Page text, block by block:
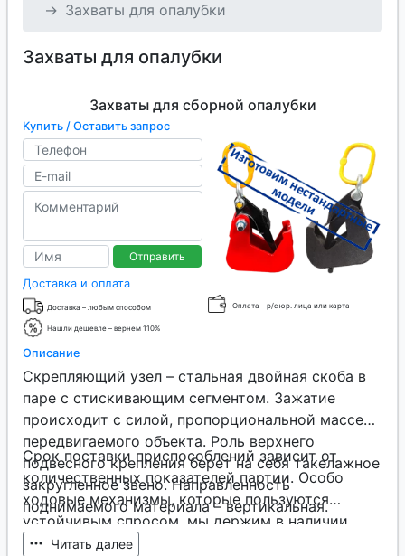
Захваты для опалубки
Захваты для опалубки
Захваты для сборной опалубки
Купить / Оставить запрос
Отправить
Доставка и оплата
Доставка – любым способом Оплата – р/с юр. лица или карта
Нашли дешевле – вернем 110%
Описание
Скрепляющий узел – стальная двойная скоба в
паре с стискивающим сегментом. Зажатие
происходит с силой, пропорциональной массе
передвигаемого объекта. Роль верхнего
подвесного крепления берет на себя такелажное
закругленное звено. Направленность
поднимаемого материала – вертикальная.
Срок поставки приспособлений зависит от
количественных показателей партии. Особо
ходовые механизмы, которые пользуются
устойчивым спросом, мы держим в наличии.
Если партия до такой степени объемная, что
Читать далее